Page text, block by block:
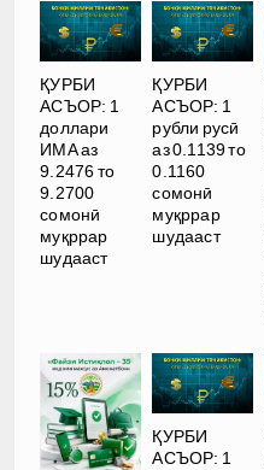
ҚУРБИ
АСЪОР: 1
доллари
ИМА аз
9.2476 то
9.2700
сомонӣ
муқррар
шудааст
ҚУРБИ
АСЪОР: 1
рубли русӣ
аз 0.1139 то
0.1160
сомонӣ
муқррар
шудааст
ҚУРБИ
АСЪОР: 1